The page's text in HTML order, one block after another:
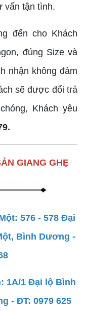
vấn tận tình.
đến cho Khách
đúng Size và
nhận không đảm
sẽ được đổi trả
Khách yêu
GIANG GHẸ
576 - 578 Đại
Bình Dương -
1A/1 Đại lộ Bình
- ĐT: 0979 625